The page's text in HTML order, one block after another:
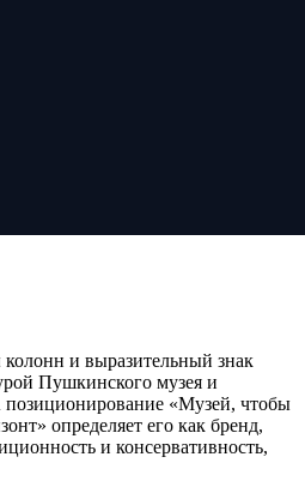
колонн и выразительный знак
Пушкинского музея и
«Музей, чтобы
определяет его как бренд,
и консервативность,